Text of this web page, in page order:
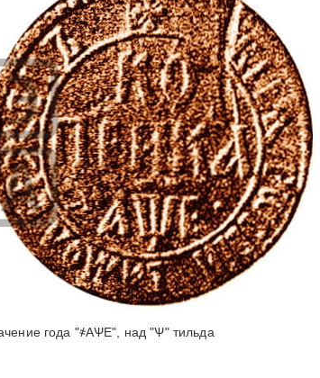
года "҂АѰЕ", над "Ѱ" тильда